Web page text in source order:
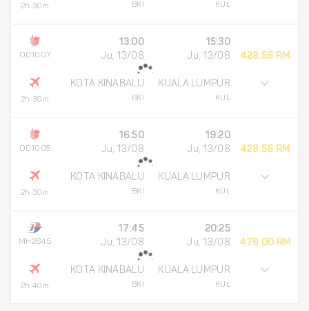
2h 30m BKI KUL
OD1007
2h 30m
13:00
Ju, 13/08
KOTA KINABALU
BKI
15:30
Ju, 13/08
KUALA LUMPUR
KUL
428.56 RM
OD1005
2h 30m
16:50
Ju, 13/08
KOTA KINABALU
BKI
19:20
Ju, 13/08
KUALA LUMPUR
KUL
428.56 RM
MH2645
2h 40m
17:45
Ju, 13/08
KOTA KINABALU
BKI
20:25
Ju, 13/08
KUALA LUMPUR
KUL
476.00 RM